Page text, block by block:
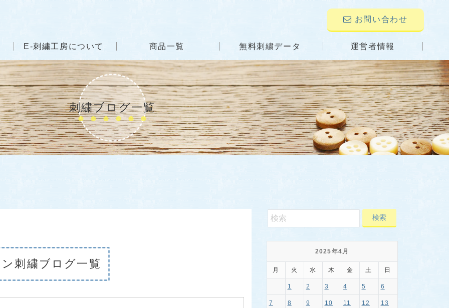
お問い合わせ
E-刺繍工房について 商品一覧 無料刺繍データ 運営者情報
刺繍ブログ一覧
刺繍ブログ一覧
2025年4月
月 火 水 木 金 土 日
1 2 3 4 5 6
7 8 9 10 11 12 13